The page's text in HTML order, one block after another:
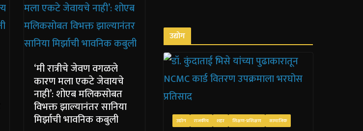
‘मी रात्रीचे जेवण वगळले
कारण मला एकटे जेवायचे
नाही’: शोएब मलिकसोबत
विभक्त झाल्यानंतर सानिया
मिर्झाची भावनिक कबुली
उद्योग
उद्योग राजकीय शहर शिक्षण-प्रशिक्षण सामाजिक